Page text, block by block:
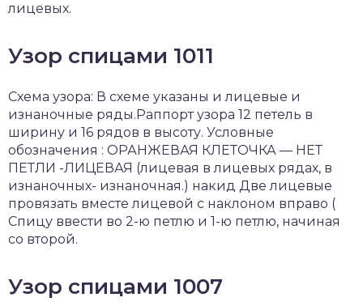
лицевых.
Узор спицами 1011
Схема узора: В схеме указаны и лицевые и
изнаночные ряды.Раппорт узора 12 петель в
ширину и 16 рядов в высоту. Условные
обозначения : ОРАНЖЕВАЯ КЛЕТОЧКА — НЕТ
ПЕТЛИ -ЛИЦЕВАЯ (лицевая в лицевых рядах, в
изнаночных- изнаночная.) накид Две лицевые
провязать вместе лицевой с наклоном вправо (
Спицу ввести во 2-ю петлю и 1-ю петлю, начиная
со второй.
Узор спицами 1007